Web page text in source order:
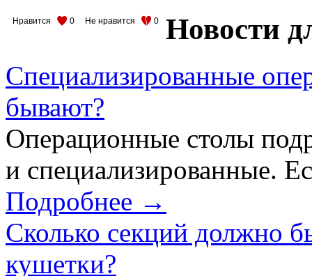
Нравится 0 Не нравится 0 Новости
Специализированные
бывают?
Операционные столы
и специализированные.
Подробнее →
Сколько секций должно
кушетки?